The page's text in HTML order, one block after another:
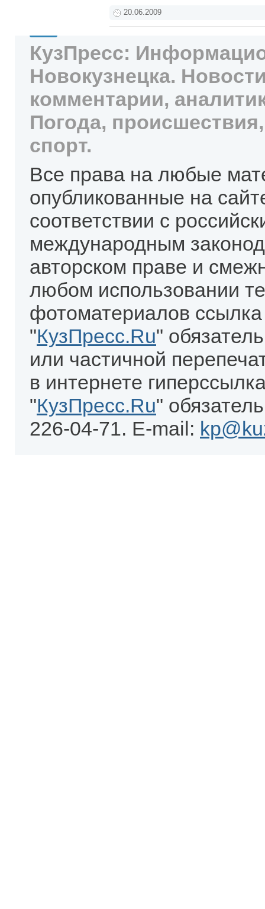
20.06.2009
КузПресс:
Новокузнецка.
комментарии,
Погода,
спорт.
Все права на любые
опубликованные на
соответствии с
международным
авторском праве и
любом использовании
фотоматериалов
"КузПресс.Ru"
или частичной
в интернете
"КузПресс.Ru"
226-04-71. E-mail: